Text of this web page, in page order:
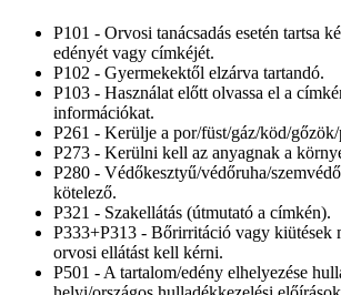
P101 - Orvosi tanácsadás esetén tartsa
edényét vagy címkéjét.
P102 - Gyermekektől elzárva tartandó.
P103 - Használat előtt olvassa el a
információkat.
P261 - Kerülje a por/füst/gáz/köd/gőzök/
P273 - Kerülni kell az anyagnak a
P280 - Védőkesztyű/védőruha/
kötelező.
P321 - Szakellátás (útmutató a címkén).
P333+P313 - Bőrirritáció vagy kiütések
orvosi ellátást kell kérni.
P501 - A tartalom/edény elhelyezése